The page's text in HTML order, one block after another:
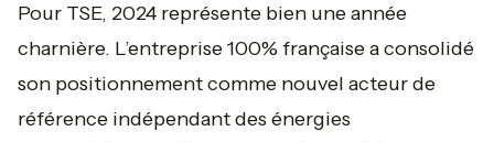
Pour TSE, 2024 représente bien une année
charnière. L’entreprise 100% française a consolidé
son positionnement comme nouvel acteur de
référence indépendant des énergies